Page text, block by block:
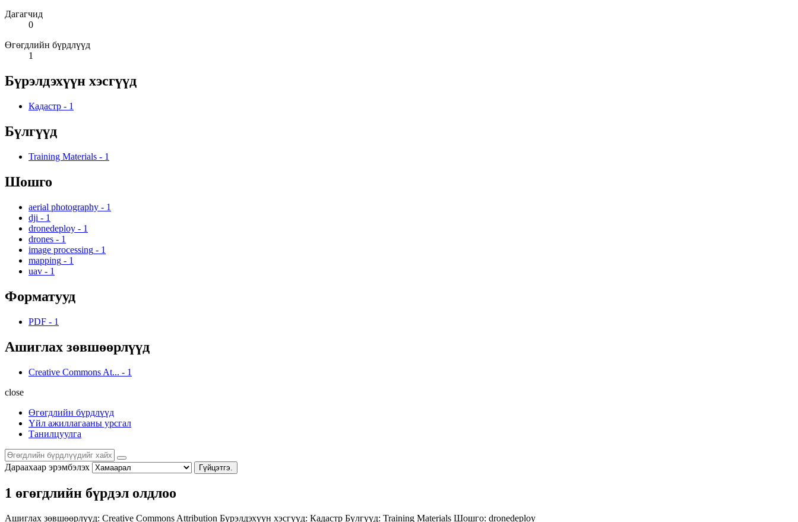
Дагагчид
0
Өгөгдлийн бүрдлүүд
1
Бүрэлдэхүүн хэсгүүд
Кадастр - 1
Бүлгүүд
Training Materials - 1
Шошго
aerial photography - 1
dji - 1
dronedeploy - 1
drones - 1
image processing - 1
mapping - 1
uav - 1
Форматууд
PDF - 1
Ашиглах зөвшөөрлүүд
Creative Commons At... - 1
close
Өгөгдлийн бүрдлүүд
Үйл ажиллагааны урсгал
Танилцуулга
Дараахаар эрэмбэлэх Гүйцэтгэ.
1 өгөгдлийн бүрдэл олдлоо
Ашиглах зөвшөөрлүүд: Creative Commons Attribution Бүрэлдэхүүн хэсгүүд: Кадастр Бүлгүүд: Training Materials Шошго: dronedeploy